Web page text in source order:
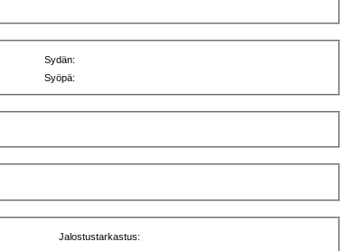
Sydän:
Syöpä:
Jalostustarkastus: